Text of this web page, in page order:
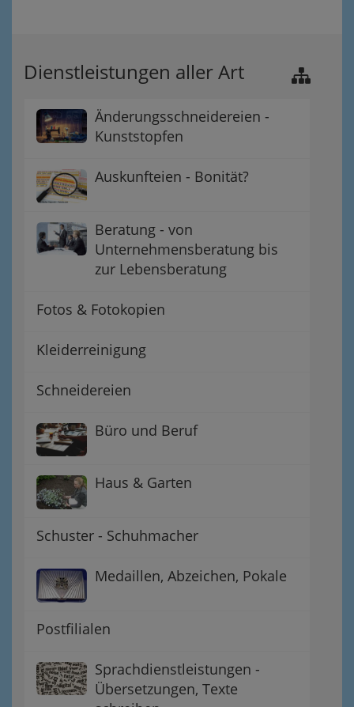
Dienstleistungen aller Art
Änderungsschneidereien -
Kunststopfen
Auskunfteien - Bonität?
Beratung - von
Unternehmensberatung bis
zur Lebensberatung
Fotos & Fotokopien
Kleiderreinigung
Schneidereien
Büro und Beruf
Haus & Garten
Schuster - Schuhmacher
Medaillen, Abzeichen, Pokale
Postfilialen
Sprachdienstleistungen -
Übersetzungen, Texte